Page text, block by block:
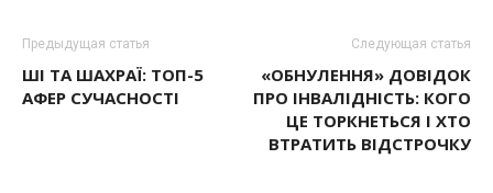
Предыдущая статья
ШІ ТА ШАХРАЇ: ТОП-5
АФЕР СУЧАСНОСТІ
Следующая статья
«ОБНУЛЕННЯ» ДОВІДОК
ПРО ІНВАЛІДНІСТЬ: КОГО
ЦЕ ТОРКНЕТЬСЯ І ХТО
ВТРАТИТЬ ВІДСТРОЧКУ